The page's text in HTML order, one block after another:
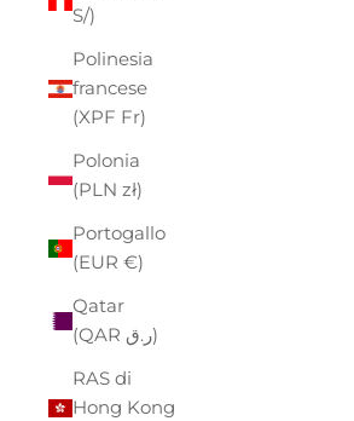
S/)
Polinesia
francese
(XPF Fr)
Polonia
(PLN zł)
Portogallo
(EUR €)
Qatar
(QAR ر.ق)
RAS di
Hong Kong